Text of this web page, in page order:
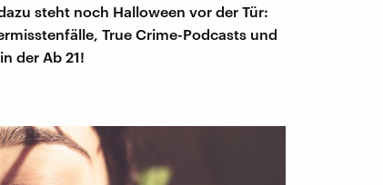
steht noch Halloween vor der Tür:
True Crime-Podcasts und
der Ab 21!